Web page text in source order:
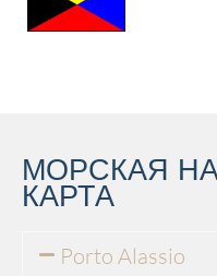
МОРСКАЯ
КАРТА
Porto Alassio